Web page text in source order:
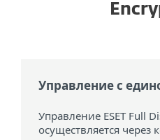
Управление с
Управление ESET Full
осуществляется через